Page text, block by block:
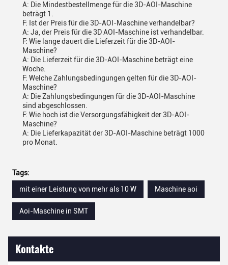
A: Die Mindestbestellmenge für die 3D-AOI-Maschine
beträgt 1.
F: Ist der Preis für die 3D-AOI-Maschine verhandelbar?
A: Ja, der Preis für die 3D AOI-Maschine ist verhandelbar.
F: Wie lange dauert die Lieferzeit für die 3D-AOI-
Maschine?
A: Die Lieferzeit für die 3D-AOI-Maschine beträgt eine
Woche.
F: Welche Zahlungsbedingungen gelten für die 3D-AOI-
Maschine?
A: Die Zahlungsbedingungen für die 3D-AOI-Maschine
sind abgeschlossen.
F: Wie hoch ist die Versorgungsfähigkeit der 3D-AOI-
Maschine?
A: Die Lieferkapazität der 3D-AOI-Maschine beträgt 1000
pro Monat.
Tags:
mit einer Leistung von mehr als 10 W
Maschine aoi
Aoi-Maschine in SMT
Kontakte